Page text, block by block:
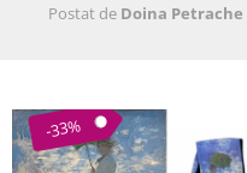
Postat de Doina Petrache
-33%